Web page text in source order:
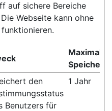
auf sichere Bereiche
Webseite kann ohne
Maximale
den
Benutzers für
1 Jahr